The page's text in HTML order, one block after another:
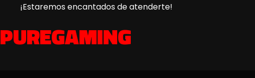
¡Estaremos encantados de atenderte!
PUREGAMING